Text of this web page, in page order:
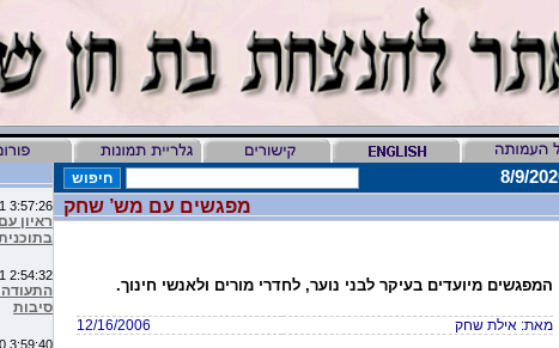
ראיון
התעודה
סיבות
מפגשים עם מש’ שחק
המפגשים מיועדים בעיקר לבני נוער, לחדרי מורים ולאנשי חינוך.
מאת: אילת שחק 12/16/2006